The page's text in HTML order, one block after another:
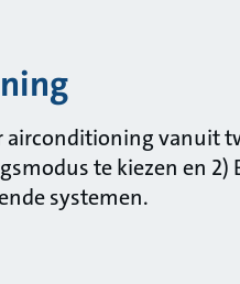
airconditioning vanuit
te kiezen en 2)
systemen.